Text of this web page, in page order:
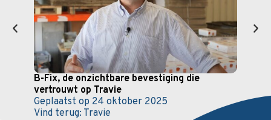
B-Fix, de onzichtbare bevestiging die
vertrouwt op Travie
Geplaatst op 24 oktober 2025
Vind terug: Travie